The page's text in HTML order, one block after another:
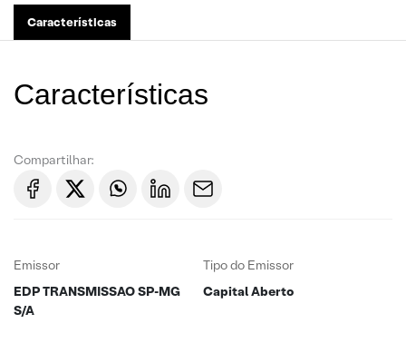
Características
Características
Compartilhar:
Emissor
EDP TRANSMISSAO SP-MG
S/A
Tipo do Emissor
Capital Aberto